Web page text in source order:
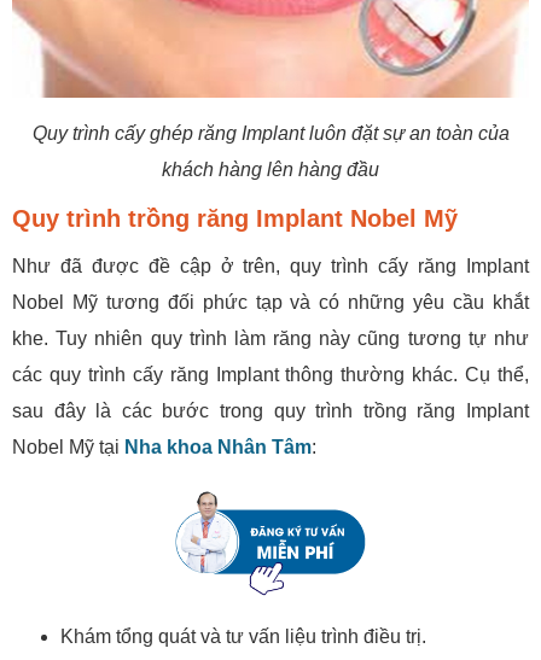
Quy trình cấy ghép răng Implant luôn đặt sự an toàn của
khách hàng lên hàng đầu
Quy trình trồng răng Implant Nobel Mỹ
Như đã được đề cập ở trên, quy trình cấy răng Implant
Nobel Mỹ tương đối phức tạp và có những yêu cầu khắt
khe. Tuy nhiên quy trình làm răng này cũng tương tự như
các quy trình cấy răng Implant thông thường khác. Cụ thể,
sau đây là các bước trong quy trình trồng răng Implant
Nobel Mỹ tại Nha khoa Nhân Tâm:
Khám tổng quát và tư vấn liệu trình điều trị.